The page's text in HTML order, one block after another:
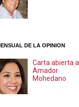
DE LA OPINION
Carta abierta a
Amador
Mohedano